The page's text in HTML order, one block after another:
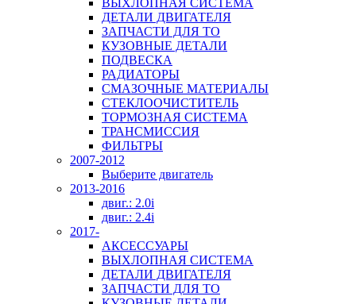
ВЫХЛОПНАЯ СИСТЕМА
ДЕТАЛИ ДВИГАТЕЛЯ
ЗАПЧАСТИ ДЛЯ ТО
КУЗОВНЫЕ ДЕТАЛИ
ПОДВЕСКА
РАДИАТОРЫ
СМАЗОЧНЫЕ МАТЕРИАЛЫ
СТЕКЛООЧИСТИТЕЛЬ
ТОРМОЗНАЯ СИСТЕМА
ТРАНСМИССИЯ
ФИЛЬТРЫ
2007-2012
Выберите двигатель
2013-2016
двиг.: 2.0i
двиг.: 2.4i
2017-
АКСЕССУАРЫ
ВЫХЛОПНАЯ СИСТЕМА
ДЕТАЛИ ДВИГАТЕЛЯ
ЗАПЧАСТИ ДЛЯ ТО